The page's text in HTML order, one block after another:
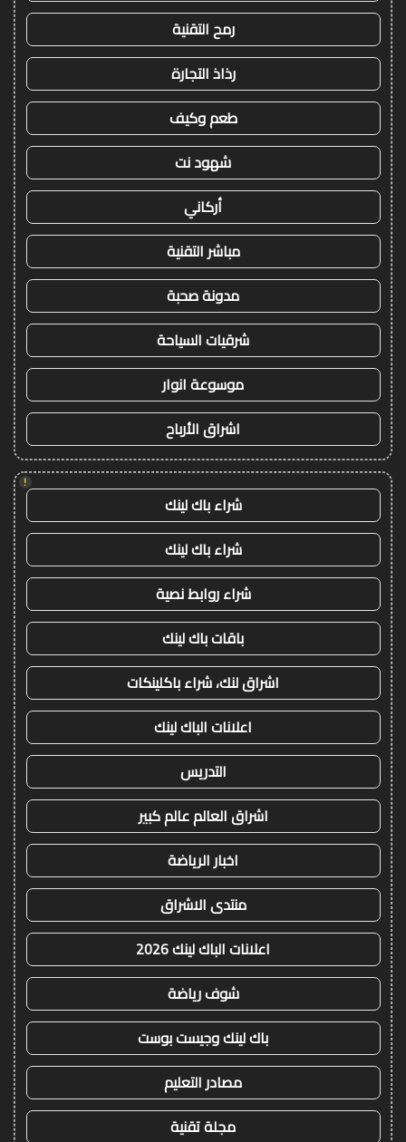
رمح التقنية
رذاذ التجارة
طعم وكيف
شهود نت
أركاني
مباشر التقنية
مدونة صحبة
شرقيات السياحة
موسوعة انوار
اشراق الأرباح
!
شراء باك لينك
شراء باك لينك
شراء روابط نصية
باقات باك لينك
اشراق لنك، شراء باكلينكات
اعلانات الباك لينك
التدريس
اشراق العالم عالم كبير
اخبار الرياضة
منتدى الاشراق
اعلانات الباك لينك 2026
شوف رياضة
باك لينك وجيست بوست
مصادر التعليم
مجلة تقنية